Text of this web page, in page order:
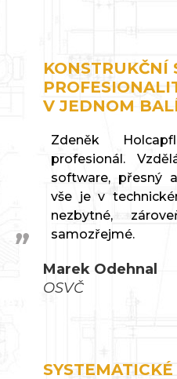
KONSTRUKČNÍ
V JEDNOM
Zdeněk
profesionál.
software, přesný
vše je v
nezbytné,
samozřejmé.
Marek Odehnal
OSVČ